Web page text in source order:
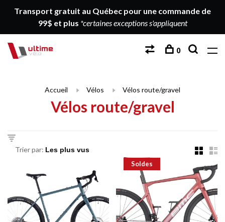
Transport gratuit au Québec pour une commande de
99$ et plus *certaines exceptions s'appliquent
0
Accueil Vélos Vélos route/gravel
Vélos route/gravel
Trier par:
Soldes